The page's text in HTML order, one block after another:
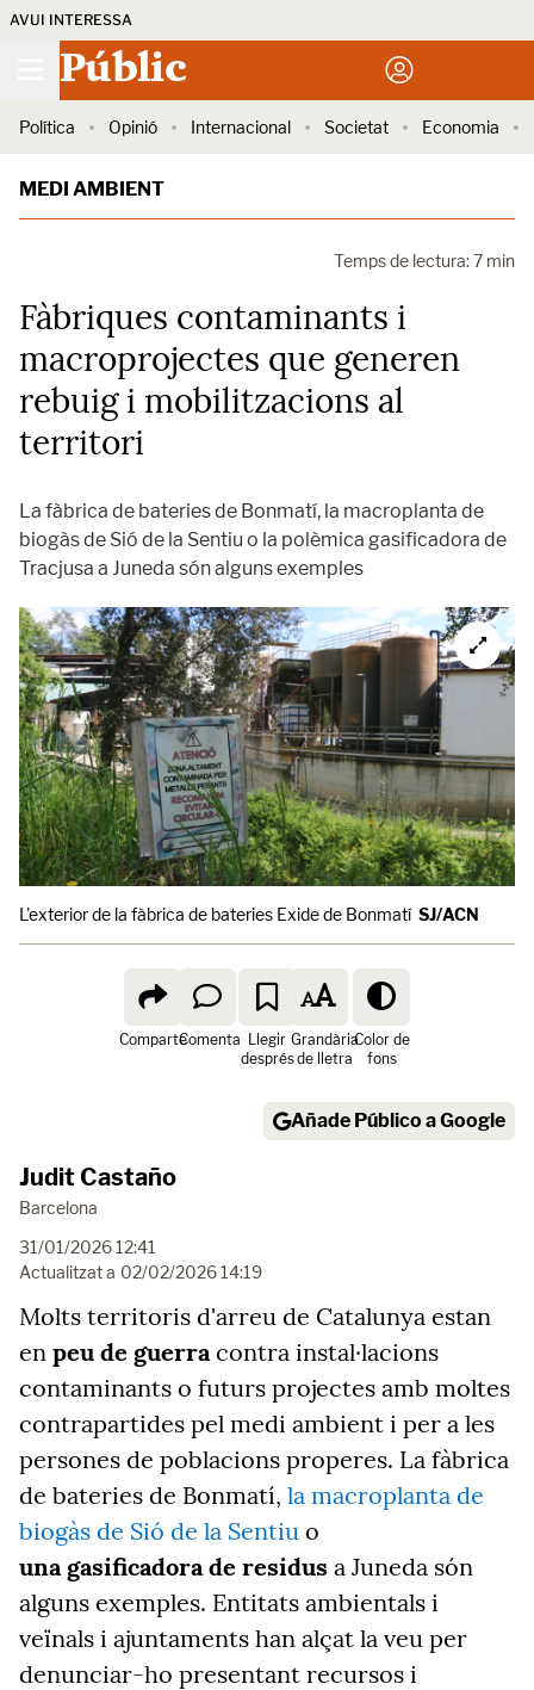
AVUI INTERESSA
Públic
Política Opinió Internacional Societat Economia
MEDI AMBIENT
Temps de lectura: 7 min
Fàbriques contaminants i
macroprojectes que generen
rebuig i mobilitzacions al
territori
La fàbrica de bateries de Bonmatí, la macroplanta de
biogàs de Sió de la Sentiu o la polèmica gasificadora de
Tracjusa a Juneda són alguns exemples
L'exterior de la fàbrica de bateries Exide de Bonmatí SJ/ACN
ComparteComenta Llegir
després
Grandària
de lletra
Color de
fons
Añade Público a Google
Judit Castaño
Barcelona
31/01/2026 12:41
Actualitzat a 02/02/2026 14:19
Molts territoris d'arreu de Catalunya estan
en peu de guerracontra instal·lacions
contaminants o futurs projectes amb moltes
contrapartides pel medi ambient i per a les
persones de poblacions properes. La fàbrica
de bateries de Bonmatí, la macroplanta de
biogàs de Sió de la Sentiu o
una gasificadora de residus a Juneda són
alguns exemples. Entitats ambientals i
veïnals i ajuntaments han alçat la veu per
denunciar-ho presentant recursos i